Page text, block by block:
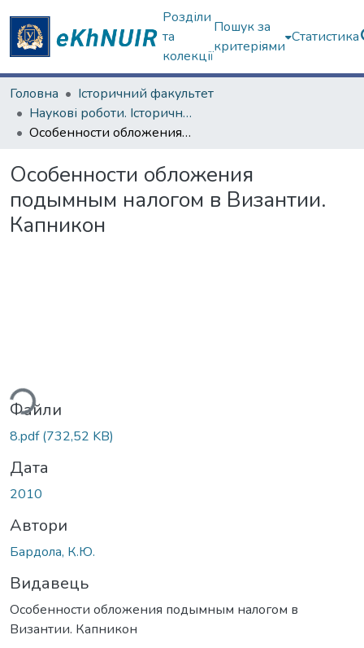
Розділи
та
колекції
Пошук за
критеріями
Статистика
Головна
Історичний факультет
Наукові роботи. Історичний факультет
Особенности обложения подымным налогом в Византии. Капникон
Особенности обложения
подымным налогом в Византии.
Капникон
Файли
8.pdf(732,52 KB)
Дата
2010
Автори
Бардола, К.Ю.
Видавець
Особенности обложения подымным налогом в
Византии. Капникон